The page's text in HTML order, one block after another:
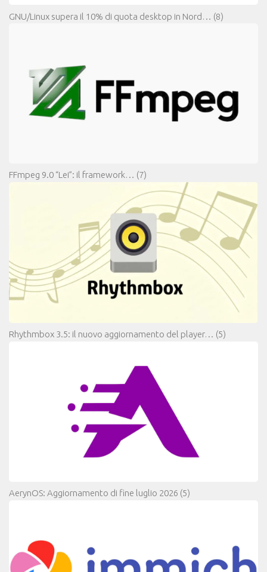
GNU/Linux supera il 10% di quota desktop in Nord… (8)
FFmpeg 9.0 “Lei”: il framework… (7)
Rhythmbox 3.5: il nuovo aggiornamento del player… (5)
AerynOS: Aggiornamento di fine luglio 2026 (5)